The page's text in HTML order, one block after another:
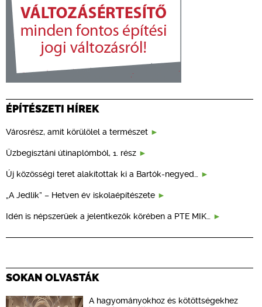
ÉPÍTÉSZETI HÍREK
Városrész, amit körülölel a természet
Üzbegisztáni útinaplómból, 1. rész
Új közösségi teret alakítottak ki a Bartók-negyed…
„A Jedlik” – Hetven év iskolaépítészete
Idén is népszerűek a jelentkezők körében a PTE MIK…
SOKAN OLVASTÁK
A hagyományokhoz és kötöttségekhez